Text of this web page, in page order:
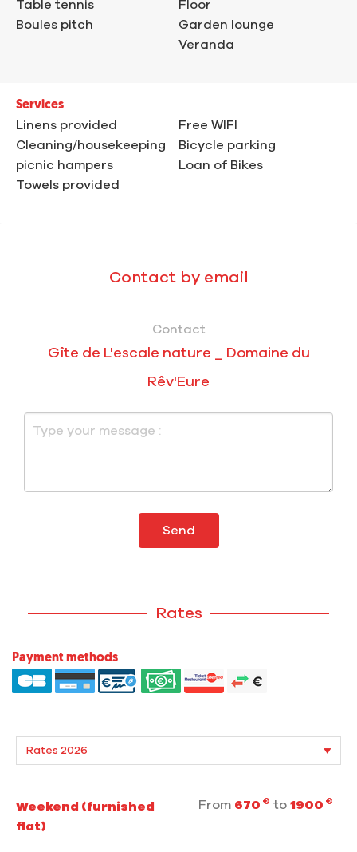
Table tennis
Boules pitch
Floor
Garden lounge
Veranda
Services
Linens provided
Cleaning/housekeeping
picnic hampers
Towels provided
Free WIFI
Bicycle parking
Loan of Bikes
Contact by email
Contact
Gîte de L'escale nature _ Domaine du
Rêv'Eure
Send
Rates
Payment methods
Weekend (furnished
flat)
From 670 € to 1900 €